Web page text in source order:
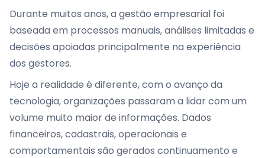
Durante muitos anos, a gestão empresarial foi
baseada em processos manuais, análises limitadas e
decisões apoiadas principalmente na experiência
dos gestores.
Hoje a realidade é diferente, com o avanço da
tecnologia, organizações passaram a lidar com um
volume muito maior de informações. Dados
financeiros, cadastrais, operacionais e
comportamentais são gerados continuamento e